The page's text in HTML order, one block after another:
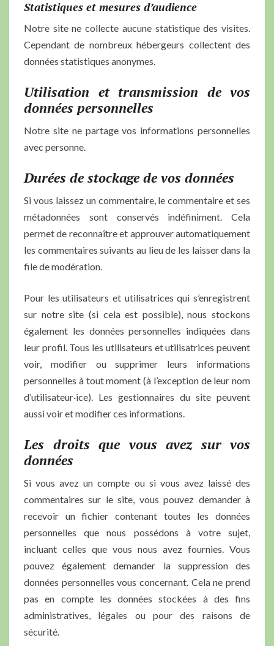
Statistiques et mesures d’audience
Notre site ne collecte aucune statistique des visites.
Cependant de nombreux hébergeurs collectent des
données statistiques anonymes.
Utilisation et transmission de vos
données personnelles
Notre site ne partage vos informations personnelles
avec personne.
Durées de stockage de vos données
Si vous laissez un commentaire, le commentaire et ses
métadonnées sont conservés indéfiniment. Cela
permet de reconnaître et approuver automatiquement
les commentaires suivants au lieu de les laisser dans la
file de modération.
Pour les utilisateurs et utilisatrices qui s’enregistrent
sur notre site (si cela est possible), nous stockons
également les données personnelles indiquées dans
leur profil. Tous les utilisateurs et utilisatrices peuvent
voir, modifier ou supprimer leurs informations
personnelles à tout moment (à l’exception de leur nom
d’utilisateur·ice). Les gestionnaires du site peuvent
aussi voir et modifier ces informations.
Les droits que vous avez sur vos
données
Si vous avez un compte ou si vous avez laissé des
commentaires sur le site, vous pouvez demander à
recevoir un fichier contenant toutes les données
personnelles que nous possédons à votre sujet,
incluant celles que vous nous avez fournies. Vous
pouvez également demander la suppression des
données personnelles vous concernant. Cela ne prend
pas en compte les données stockées à des fins
administratives, légales ou pour des raisons de
sécurité.